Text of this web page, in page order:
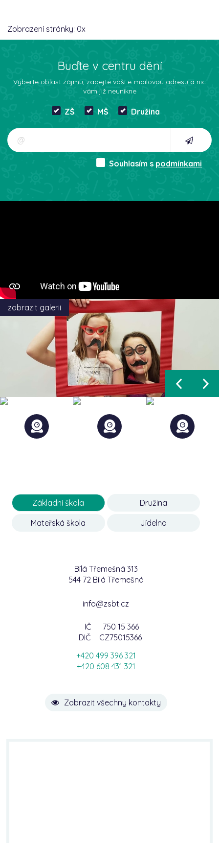
Zobrazení stránky: 0x
Buďte v centru dění
Vyberte oblast zájmu, zadejte vaší e-mailovou adresu a nic
vám již neunikne
ZŠ MŠ Družina
Souhlasím s podmínkami
zobrazit galerii
Základní škola Družina
Mateřská škola Jídelna
Bílá Třemešná 313
544 72 Bílá Třemešná
info@zsbt.cz
IČ
750 15 366
DIČ
CZ75015366
+420 499 396 321
+420 608 431 321
Zobrazit všechny kontakty